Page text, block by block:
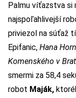
Palmu víťazstva si
najspoľahlivejší
priviezol na súťaž
Epifanic, Hana
Komenského v
smermi za 58,4
robot Maják,